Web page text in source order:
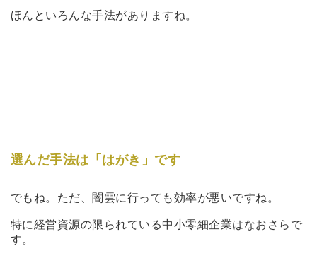
ほんといろんな手法がありますね。
選んだ手法は「はがき」です
でもね。ただ、闇雲に行っても効率が悪いですね。
特に経営資源の限られている中小零細企業はなおさらで
す。